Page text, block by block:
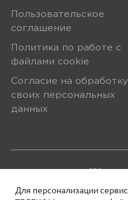
Для персонализации
Пользовательское
соглашение
Политика по работе с
файлами сookie
Согласие на обработку
своих персональных
данных